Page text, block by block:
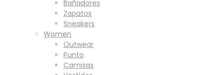
Bañadores
Zapatos
Sneakers
Women
Outwear
Punto
Camisas